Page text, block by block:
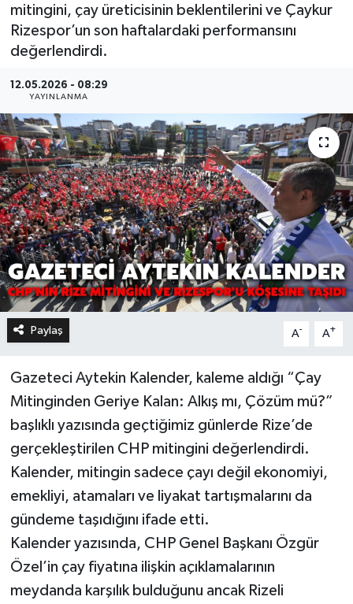
mitingini, çay üreticisinin beklentilerini ve Çaykur
Rizespor’un son haftalardaki performansını
değerlendirdi.
12.05.2026 - 08:29
YAYINLANMA
Paylaş A- A+
Gazeteci Aytekin Kalender, kaleme aldığı “Çay
Mitinginden Geriye Kalan: Alkış mı, Çözüm mü?”
başlıklı yazısında geçtiğimiz günlerde Rize’de
gerçekleştirilen CHP mitingini değerlendirdi.
Kalender, mitingin sadece çayı değil ekonomiyi,
emekliyi, atamaları ve liyakat tartışmalarını da
gündeme taşıdığını ifade etti.
Kalender yazısında, CHP Genel Başkanı Özgür
Özel’in çay fiyatına ilişkin açıklamalarının
meydanda karşılık bulduğunu ancak Rizeli
Haber Arşivi